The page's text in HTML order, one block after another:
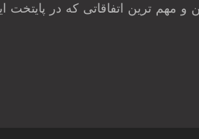
ترین اتفاقاتی که در پایتخت